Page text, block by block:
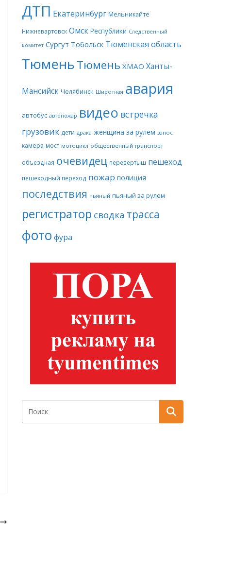
ДТП Екатеринбург Мельникайте
Нижневартовск Омск Республики Следственный
комитет Сургут Тобольск Тюменская область
ТюменьТюмень ХМАО Ханты-
Мансийск Челябинск Широтная авария
автобус автопожар видео встречка
грузовик дети драка женщина за рулем занос
камера мост мотоцикл общественный транспорт
объездная очевидец перевертыш пешеход
пешеходный переход пожар полиция
последствия пьяный пьяный за рулем
регистратор сводка трасса
фото фура